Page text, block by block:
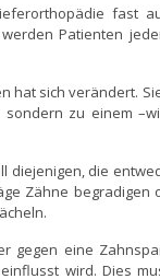
fast
Patienten
hat sich verändert.
zu einem
diejenigen, die
Zähne begradigen
gegen eine
wird. Dies